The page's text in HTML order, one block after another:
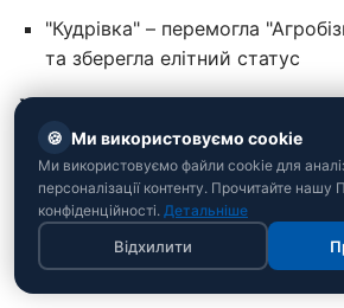
"Кудрівка" – перемогла
та зберегла елітний статус
Хто гратиме в УПЛ-2025/26
Таким чином топ-16 вітчизняних
команд склали:
ЛНЗ (Черкаси)
🍪 Ми використовуємо cookie
Ми використовуємо файли cookie для
персоналізації контенту. Прочитайте нашу
конфіденційності. Детальніше
Відхилити